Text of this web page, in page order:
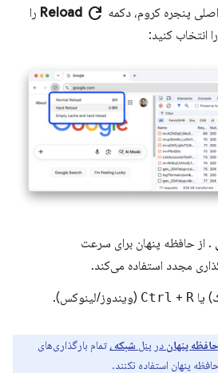
پنجره کروم، دکمه refresh
Reload را
انتخاب کنید:
. از حافظه پنهان برای سرعت
مجدد استفاده می‌کند.
یا Ctrl + R (ویندوز/لینوکس).
پنهان در پنل شبکه ، تمام بارگذاری‌های
پنهان استفاده نکنند.